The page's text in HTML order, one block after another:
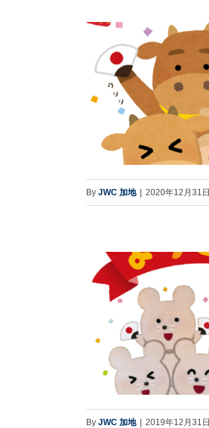
By JWC 加地 2020年12月31日
By JWC 加地 2019年12月31日